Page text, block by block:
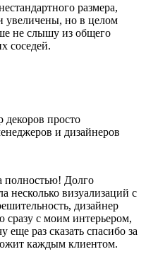
размера,
увеличены, но в целом
не слышу из общего
соседей.
просто
и дизайнеров
полностью! Долго
несколько визуализаций с
дизайнер
сразу с моим интерьером,
раз сказать спасибо за
каждым клиентом.